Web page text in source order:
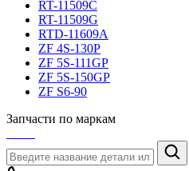
RT-11509C
RT-11509G
RTD-11609A
ZF 4S-130P
ZF 5S-111GP
ZF 5S-150GP
ZF S6-90
Запчасти по маркам